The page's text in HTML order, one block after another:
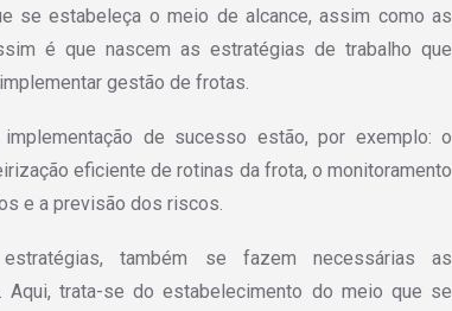
se estabeleça o meio de alcance, assim como as
é que nascem as estratégias de trabalho que
gestão de frotas.
de sucesso estão, por exemplo: o
eficiente de rotinas da frota, o monitoramento
e a previsão dos riscos.
também se fazem necessárias as
Aqui, trata-se do estabelecimento do meio que se